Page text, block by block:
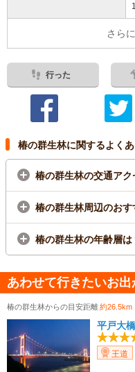
さら
行った
椿の群生林に関するよく
椿の群生林の交通アク
椿の群生林周辺のお
椿の群生林の年齢層は
あわせて行きたいお
椿の群生林からの目安距離約26.5km
平戸大橋
王道